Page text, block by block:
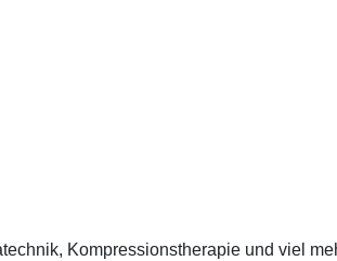
Kompressionstherapie und viel